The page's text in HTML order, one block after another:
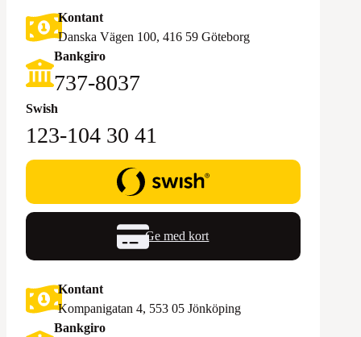
Kontant
Danska Vägen 100, 416 59 Göteborg
Bankgiro
‪737-8037‬
Swish
123-104 30 41
Ge med kort
Kontant
Kompanigatan 4, 553 05 Jönköping
Bankgiro